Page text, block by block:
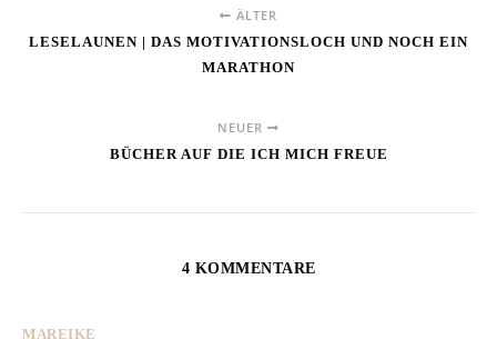
ÄLTER
LESELAUNEN | DAS MOTIVATIONSLOCH UND NOCH EIN
MARATHON
NEUER
BÜCHER AUF DIE ICH MICH FREUE
4 KOMMENTARE
MAREIKE